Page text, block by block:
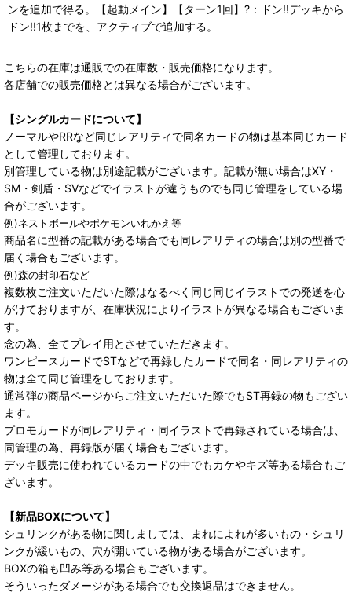
ンを追加で得る。【起動メイン】【ターン1回】?：ドン!!デッキから
ドン!!1枚までを、アクティブで追加する。
こちらの在庫は通販での在庫数・販売価格になります。
各店舗での販売価格とは異なる場合がございます。
【シングルカードについて】
ノーマルやRRなど同じレアリティで同名カードの物は基本同じカード
として管理しております。
別管理している物は別途記載がございます。記載が無い場合はXY・
SM・剣盾・SVなどでイラストが違うものでも同じ管理をしている場
合がございます。
例)ネストボールやポケモンいれかえ等
商品名に型番の記載がある場合でも同レアリティの場合は別の型番で
届く場合もございます。
例)森の封印石など
複数枚ご注文いただいた際はなるべく同じ同じイラストでの発送を心
がけておりますが、在庫状況によりイラストが異なる場合もございま
す。
念の為、全てプレイ用とさせていただきます。
ワンピースカードでSTなどで再録したカードで同名・同レアリティの
物は全て同じ管理をしております。
通常弾の商品ページからご注文いただいた際でもST再録の物もござい
ます。
プロモカードが同レアリティ・同イラストで再録されている場合は、
同管理の為、再録版が届く場合もございます。
デッキ販売に使われているカードの中でもカケやキズ等ある場合もご
ざいます。
【新品BOXについて】
シュリンクがある物に関しましては、まれによれが多いもの・シュリ
ンクが緩いもの、穴が開いている物がある場合がございます。
BOXの箱も凹み等ある場合もございます。
そういったダメージがある場合でも交換返品はできません。